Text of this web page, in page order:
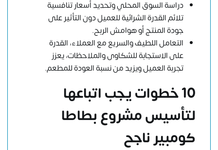
دراسة السوق المحلي وتحديد أسعار تنافسية
تلائم القدرة الشرائية للعميل دون التأثير على
جودة المنتج أو هوامش الربح.
التعامل اللطيف والسريع مع العملاء، القدرة
على الاستجابة للشكاوى والملاحظات، يعزز
تجربة العميل ويزيد من نسبة العودة للمطعم.
10 خطوات يجب اتباعها
لتأسيس مشروع بطاطا
كومبير ناجح